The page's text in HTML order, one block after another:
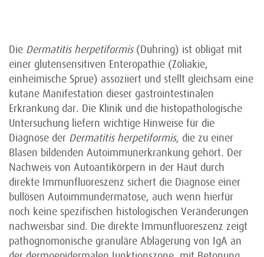
Die Dermatitis herpetiformis(Duhring) ist obligat mit
einer glutensensitiven Enteropathie (Zöliakie,
einheimische Sprue) assoziiert und stellt gleichsam eine
kutane Manifestation dieser gastrointestinalen
Erkrankung dar. Die Klinik und die histopathologische
Untersuchung liefern wichtige Hinweise für die
Diagnose der Dermatitis herpetiformis, die zu einer
Blasen bildenden Autoimmunerkrankung gehört. Der
Nachweis von Autoantikörpern in der Haut durch
direkte Immunfluoreszenz sichert die Diagnose einer
bullösen Autoimmundermatose, auch wenn hierfür
noch keine spezifischen histologischen Veränderungen
nachweisbar sind. Die direkte Immunfluoreszenz zeigt
pathognomonische granuläre Ablagerung von IgA an